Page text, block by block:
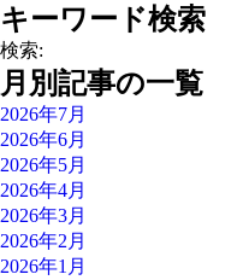
キーワード検索
検索:
月別記事の一覧
2026年7月
2026年6月
2026年5月
2026年4月
2026年3月
2026年2月
2026年1月